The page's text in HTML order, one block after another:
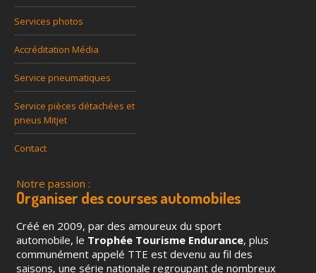
Services photos
Accréditation Média
Service pneumatiques
Service pièces détachées et
pneus Mitjet
Contact
Notre passion :
Organiser des courses automobiles
Créé en 2009, par des amoureux du sport
automobile, le Trophée Tourisme Endurance, plus
communément appelé TTE est devenu au fil des
saisons, une série nationale regroupant de nombreux